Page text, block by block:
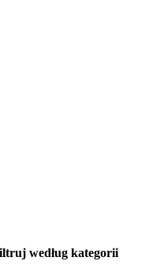
według kategorii